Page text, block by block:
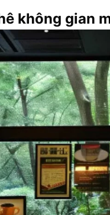
không gian